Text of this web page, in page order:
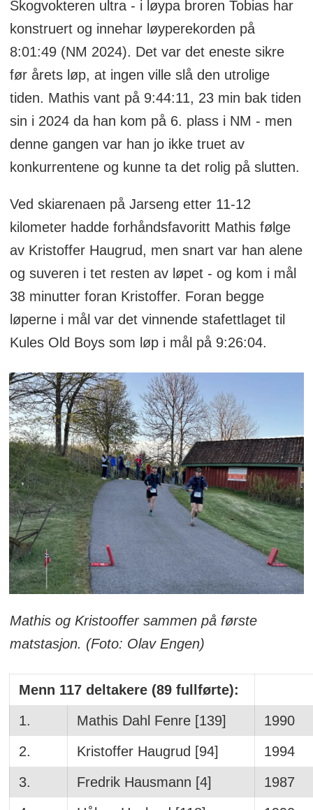
Skogvokteren ultra - i løypa broren Tobias har
konstruert og innehar løyperekorden på
8:01:49 (NM 2024). Det var det eneste sikre
før årets løp, at ingen ville slå den utrolige
tiden. Mathis vant på 9:44:11, 23 min bak tiden
sin i 2024 da han kom på 6. plass i NM - men
denne gangen var han jo ikke truet av
konkurrentene og kunne ta det rolig på slutten.
Ved skiarenaen på Jarseng etter 11-12
kilometer hadde forhåndsfavoritt Mathis følge
av Kristoffer Haugrud, men snart var han alene
og suveren i tet resten av løpet - og kom i mål
38 minutter foran Kristoffer. Foran begge
løperne i mål var det vinnende stafettlaget til
Kules Old Boys som løp i mål på 9:26:04.
Mathis og Kristooffer sammen på første
matstasjon. (Foto: Olav Engen)
Menn 117 deltakere (89 fullførte):
1.
Mathis Dahl Fenre [139]
1990
2.
Kristoffer Haugrud [94]
1994
3.
Fredrik Hausmann [4]
1987